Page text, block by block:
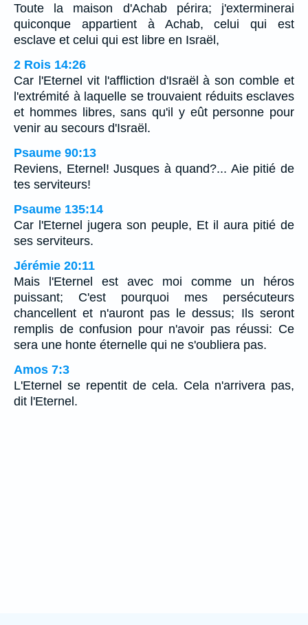
Toute la maison d'Achab périra; j'exterminerai
quiconque appartient à Achab, celui qui est
esclave et celui qui est libre en Israël,
2 Rois 14:26
Car l'Eternel vit l'affliction d'Israël à son comble et
l'extrémité à laquelle se trouvaient réduits esclaves
et hommes libres, sans qu'il y eût personne pour
venir au secours d'Israël.
Psaume 90:13
Reviens, Eternel! Jusques à quand?... Aie pitié de
tes serviteurs!
Psaume 135:14
Car l'Eternel jugera son peuple, Et il aura pitié de
ses serviteurs.
Jérémie 20:11
Mais l'Eternel est avec moi comme un héros
puissant; C'est pourquoi mes persécuteurs
chancellent et n'auront pas le dessus; Ils seront
remplis de confusion pour n'avoir pas réussi: Ce
sera une honte éternelle qui ne s'oubliera pas.
Amos 7:3
L'Eternel se repentit de cela. Cela n'arrivera pas,
dit l'Eternel.